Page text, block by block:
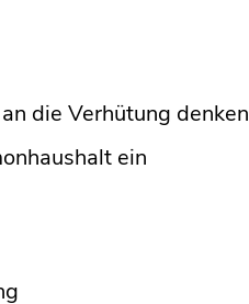
die Verhütung denken
ein